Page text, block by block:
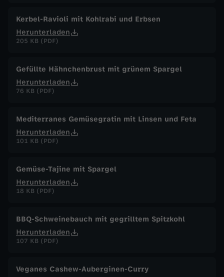
Kerbel-Ravioli mit Kohlrabi und Erbsen
Herunterladen
205 KB (PDF)
Gefüllte Hähnchenbrust mit grünem Spargel
Herunterladen
76 KB (PDF)
Mediterranes Gemüsegratin mit Linsen und Feta
Herunterladen
101 KB (PDF)
Gemüse-Tajine mit Spargel
Herunterladen
18 KB (PDF)
BBQ-Schweinebauch mit gegrilltem Spitzkohl
Herunterladen
107 KB (PDF)
Veganes Cashew-Auberginen-Curry